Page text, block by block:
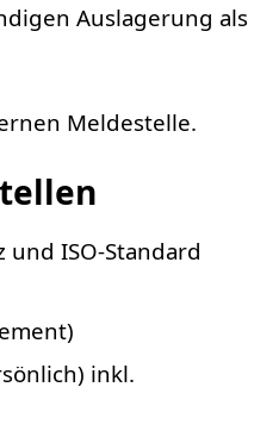
Auslagerung als
Meldestelle.
ISO-Standard
inkl.